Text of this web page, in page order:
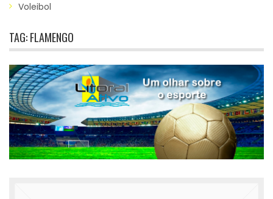
Voleibol
TAG:FLAMENGO